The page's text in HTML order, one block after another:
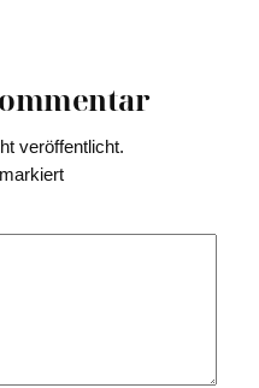
veröffentlicht.